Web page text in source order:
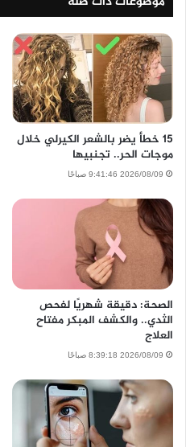
15 خطأ يضر بالشعر الكيرلي خلال
موجات الحر.. تجنبيها
2026/08/09 9:41:46 صباحًا
الصحة: دقيقة شهريًا لفحص
الثدي.. والكشف المبكر مفتاح
العلاج
2026/08/09 8:39:18 صباحًا